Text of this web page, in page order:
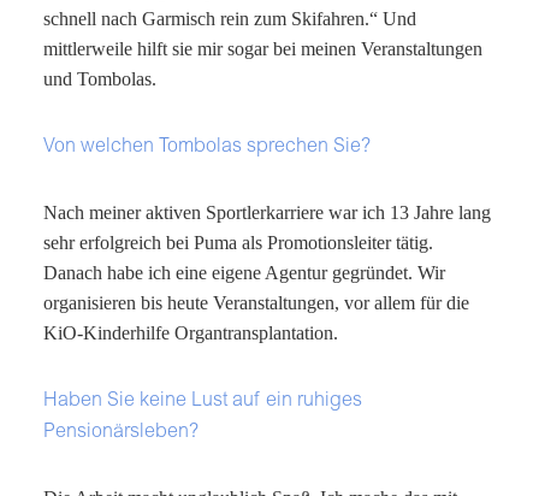
schnell nach Garmisch rein zum Skifahren.“ Und
mittlerweile hilft sie mir sogar bei meinen Veranstaltungen
und Tombolas.
Von welchen Tombolas sprechen Sie?
Nach meiner aktiven Sportlerkarriere war ich 13 Jahre lang
sehr erfolgreich bei Puma als Promotionsleiter tätig.
Danach habe ich eine eigene Agentur gegründet. Wir
organisieren bis heute Veranstaltungen, vor allem für die
KiO-Kinderhilfe Organtransplantation.
Haben Sie keine Lust auf ein ruhiges
Pensionärsleben?